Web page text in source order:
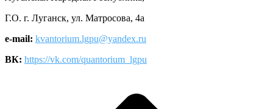
Г.О. г. Луганск, ул. Матросова, 4а
e-mail: kvantorium.lgpu@yandex.ru
ВК: https://vk.com/quantorium_lgpu